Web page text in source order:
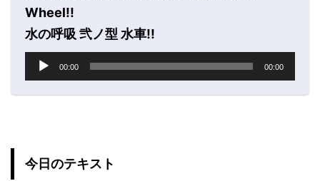
Wheel!!
水の呼吸 弐ノ型 水車!!
00:00 00:00
今日のテキスト